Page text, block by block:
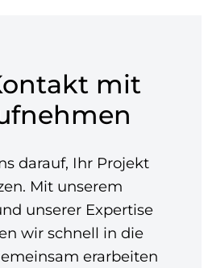
mit
darauf, Ihr Projekt
Mit unserem
unserer Expertise
wir schnell in die
erarbeiten